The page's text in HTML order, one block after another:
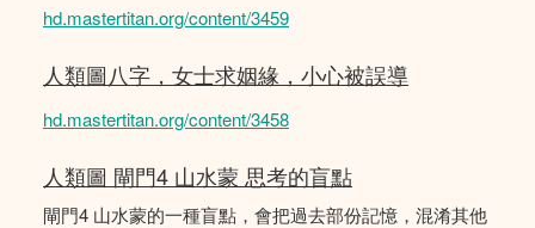
hd.mastertitan.org/content/3459
人類圖八字，女士求姻緣，小心被誤導
hd.mastertitan.org/content/3458
人類圖 閘門4 山水蒙 思考的盲點
閘門4 山水蒙的一種盲點，會把過去部份記憶，混淆其他